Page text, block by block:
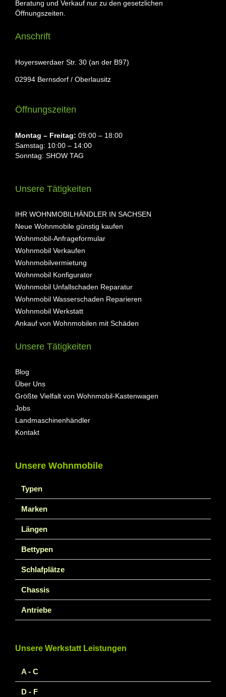
Beratung und Verkauf nur zu den gesetzlichen
Öffnungszeiten.
Anschrift
Hoyerswerdaer Str. 30 (an der B97)
02994 Bernsdorf / Oberlausitz
Öffnungszeiten
Montag ⁠– Freitag: 09:00 – 18:00
Samstag: 10:00 – 14:00
Sonntag: SHOW TAG
Unsere Tätigkeiten
IHR WOHNMOBILHÄNDLER IN SACHSEN
Neue Wohnmobile günstig kaufen
Wohnmobil-Anfrageformular
Wohnmobil Verkaufen
Wohnmobilvermietung
Wohnmobil Konfigurator
Wohnmobil Unfallschaden Reparatur
Wohnmobil Wasserschaden Reparieren
Wohnmobil Werkstatt
Ankauf von Wohnmobilen mit Schäden
Unsere Tätigkeiten
Blog
Über Uns
Größte Vielfalt von Wohnmobil-Kastenwagen
Jobs
Landmaschinenhändler
Kontakt
Unsere Wohnmobile
Typen
Marken
Längen
Bettypen
Schlafplätze
Chassis
Antriebe
Unsere Werkstatt Leistungen
A - C
D - F